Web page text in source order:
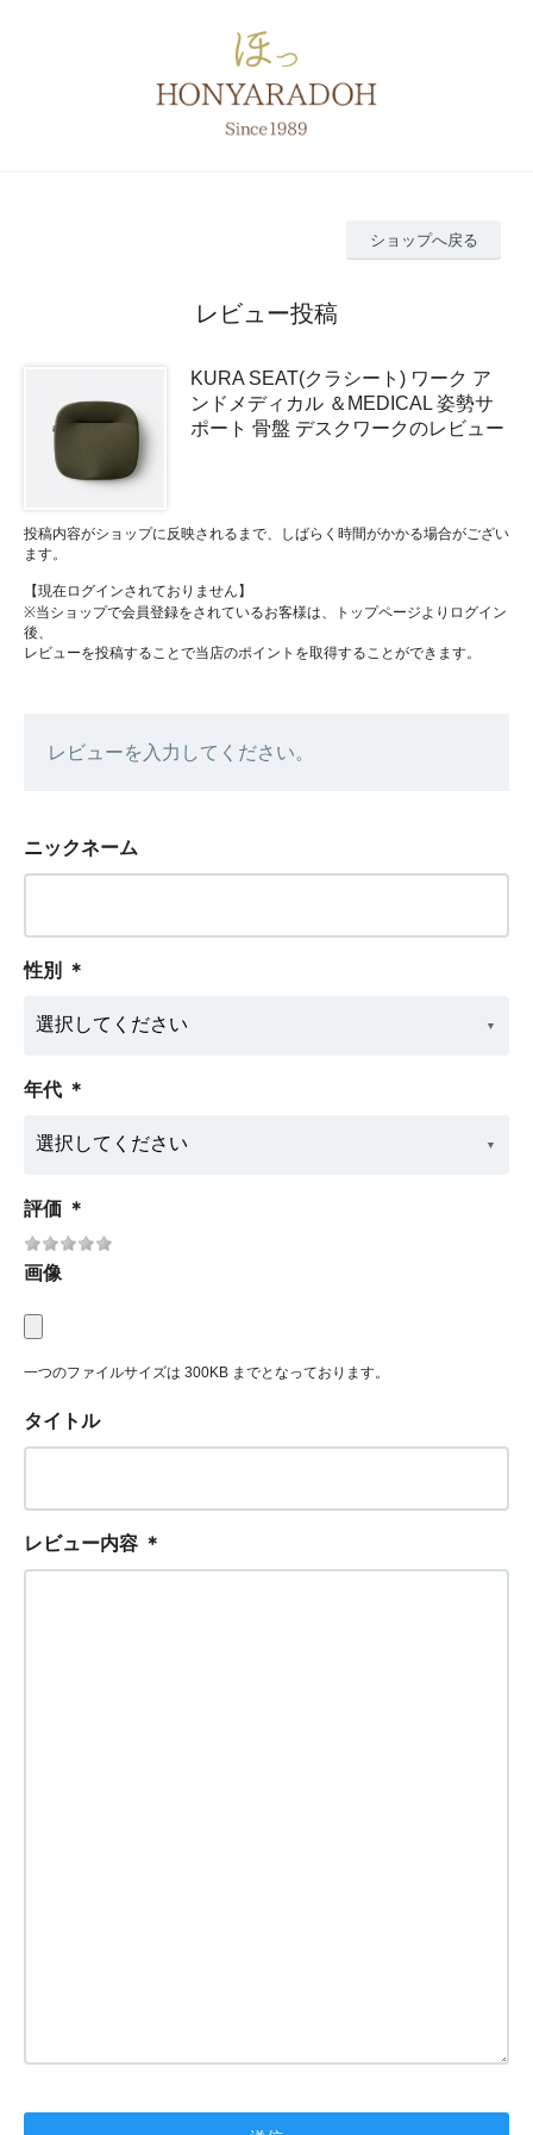
ショップへ戻る
レビュー投稿
KURA SEAT(クラシート) ワーク ア
ンドメディカル ＆MEDICAL 姿勢サ
ポート 骨盤 デスクワークのレビュー
投稿内容がショップに反映されるまで、しばらく時間がかかる場合がござい
ます。
【現在ログインされておりません】
※当ショップで会員登録をされているお客様は、トップページよりログイン
後、
レビューを投稿することで当店のポイントを取得することができます。
レビューを入力してください。
ニックネーム
性別 ＊
年代 ＊
評価 ＊
画像
一つのファイルサイズは 300KB までとなっております。
タイトル
レビュー内容 ＊